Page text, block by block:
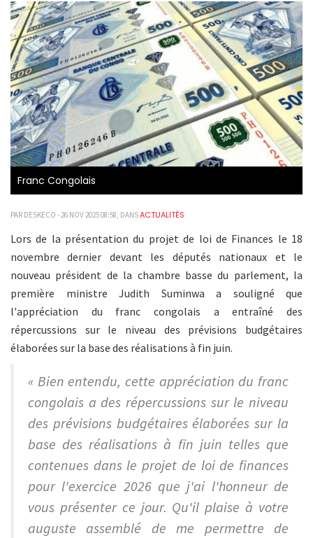
Franc Congolais
PAR DESKECO - 26 NOV 2025 08:58, DANSACTUALITÉS
Lors de la présentation du projet de loi de Finances le 18
novembre dernier devant les députés nationaux et le
nouveau président de la chambre basse du parlement, la
première ministre Judith Suminwa a souligné que
l'appréciation du franc congolais a entraîné des
répercussions sur le niveau des prévisions budgétaires
élaborées sur la base des réalisations à fin juin.
« Bien entendu, cette appréciation du franc
congolais a des répercussions sur le niveau
des prévisions budgétaires élaborées sur la
base des réalisations à fin juin telles que
contenues dans le projet de loi de finances
pour l'exercice 2026 que j'ai l'honneur de
vous présenter ce jour. Qu'il plaise à votre
auguste assemblé de me permettre de